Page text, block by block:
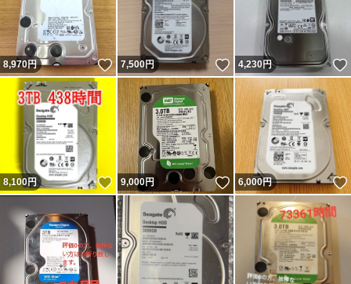
8,970円 いいね！
7,500円 いいね！
4,230円
8,100円 いいね！
9,000円 いいね！
6,000円